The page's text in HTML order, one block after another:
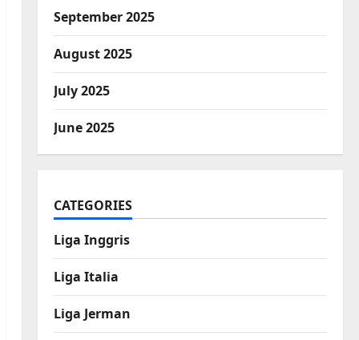
September 2025
August 2025
July 2025
June 2025
CATEGORIES
Liga Inggris
Liga Italia
Liga Jerman